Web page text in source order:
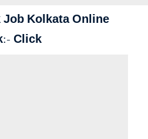
Job Kolkata Online
Click